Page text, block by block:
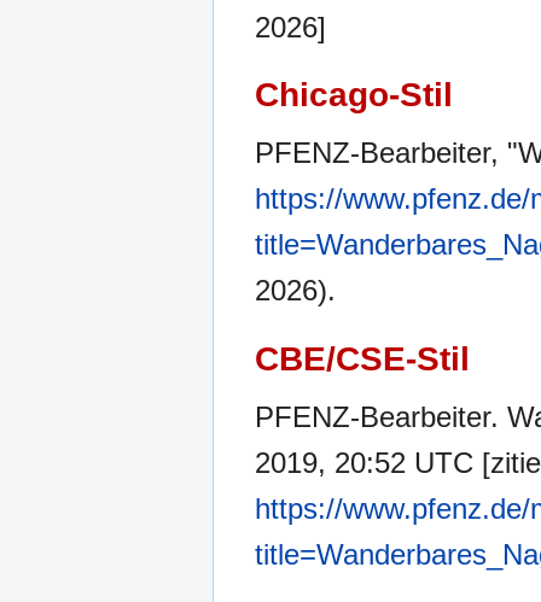
2026]
Chicago-Stil
PFENZ-Bearbeiter,
https://
2026).
CBE/CSE-Stil
PFENZ-Bearbeiter.
2019, 20:52 UTC
https://